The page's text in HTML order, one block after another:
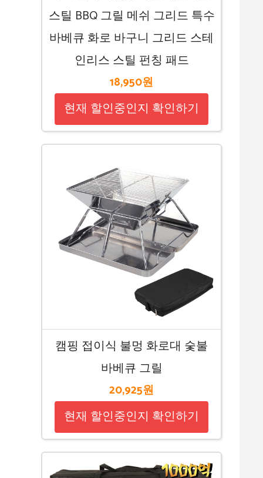
스틸 BBQ 그릴 메쉬 그리드 특수
바베큐 화로 바구니 그리드 스테
인리스 스틸 펀칭 패드
18,950원
현재 할인중인지 확인하기
캠핑 접이식 불멍 화로대 숯불
바베큐 그릴
20,925원
현재 할인중인지 확인하기